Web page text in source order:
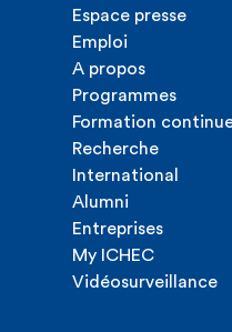
Espace presse
Emploi
A propos
Programmes
Formation
Recherche
International
Alumni
Entreprises
My ICHEC
Vidéosurveillance